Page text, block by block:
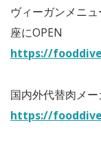
ヴィーガンメニ
座にOPEN
https://
国内外代替肉メ
https://